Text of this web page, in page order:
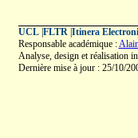
UCL| FLTR| Itinera
Responsable académique :
Analyse, design et réalisation
Dernière mise à jour : 25/10/